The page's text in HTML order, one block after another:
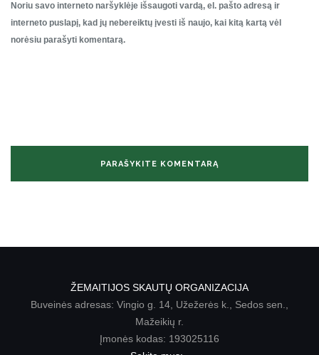
Noriu savo interneto naršyklėje išsaugoti vardą, el. pašto adresą ir
interneto puslapį, kad jų nebereiktų įvesti iš naujo, kai kitą kartą vėl
norėsiu parašyti komentarą.
ŽEMAITIJOS SKAUTŲ ORGANIZACIJA
Buveinės adresas: Vingio g. 14, Užežerės k., Sedos sen.,
Mažeikių r.
Įmonės kodas: 193025116